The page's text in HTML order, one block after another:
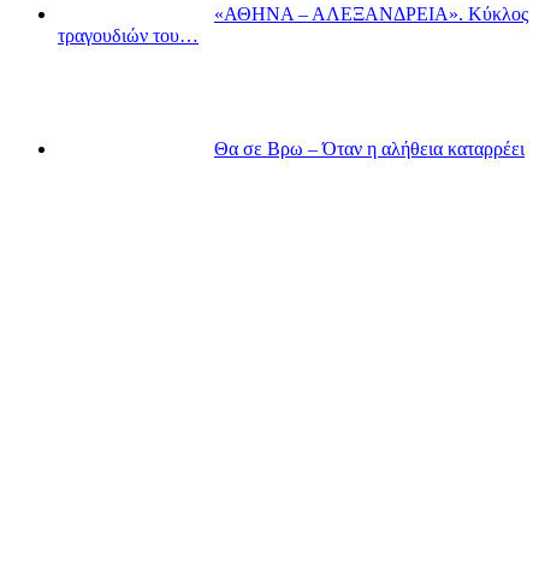
«ΑΘΗΝΑ – ΑΛΕΞΑΝΔΡΕΙΑ». Κύκλος
τραγουδιών του…
Θα σε Βρω – Όταν η αλήθεια καταρρέει